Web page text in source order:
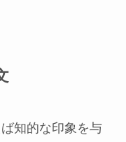
知的な印象を与